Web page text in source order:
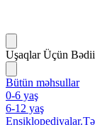
Uşaqlar Üçün
Bütün məhsullar
0-6 yaş
6-12 yaş